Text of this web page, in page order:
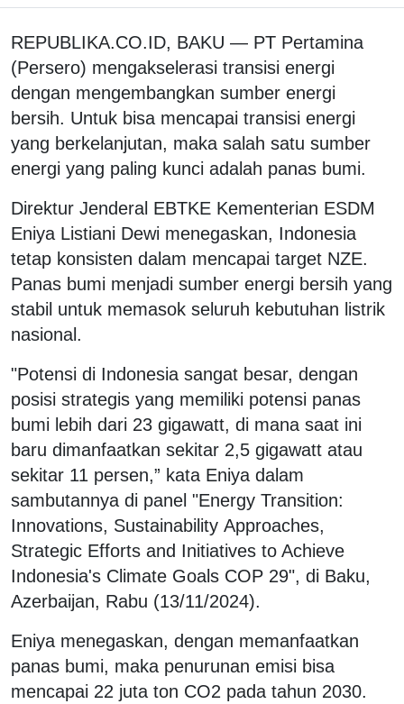
REPUBLIKA.CO.ID, BAKU — PT Pertamina
(Persero) mengakselerasi transisi energi
dengan mengembangkan sumber energi
bersih. Untuk bisa mencapai transisi energi
yang berkelanjutan, maka salah satu sumber
energi yang paling kunci adalah panas bumi.
Direktur Jenderal EBTKE Kementerian ESDM
Eniya Listiani Dewi menegaskan, Indonesia
tetap konsisten dalam mencapai target NZE.
Panas bumi menjadi sumber energi bersih yang
stabil untuk memasok seluruh kebutuhan listrik
nasional.
"Potensi di Indonesia sangat besar, dengan
posisi strategis yang memiliki potensi panas
bumi lebih dari 23 gigawatt, di mana saat ini
baru dimanfaatkan sekitar 2,5 gigawatt atau
sekitar 11 persen,” kata Eniya dalam
sambutannya di panel "Energy Transition:
Innovations, Sustainability Approaches,
Strategic Efforts and Initiatives to Achieve
Indonesia's Climate Goals COP 29", di Baku,
Azerbaijan, Rabu (13/11/2024).
Eniya menegaskan, dengan memanfaatkan
panas bumi, maka penurunan emisi bisa
mencapai 22 juta ton CO2 pada tahun 2030.